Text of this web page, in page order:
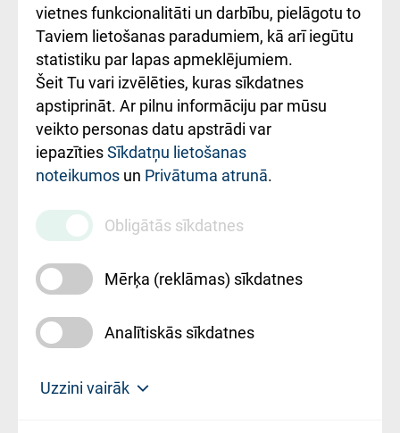
Rēķinu apmaksas
ceļvedis
Rekvizīti un
ārstniecības
iestādes kods
010000234
Maksas
pakalpojumu
cenrādis
vietnes funkcionalitāti un darbību, pielāgotu to
Taviem lietošanas paradumiem, kā arī iegūtu
statistiku par lapas apmeklējumiem.
Šeit Tu vari izvēlēties, kuras sīkdatnes
apstiprināt. Ar pilnu informāciju par mūsu
veikto personas datu apstrādi var
iepazītiesSīkdatņu lietošanas
noteikumos un Privātuma atrunā.
Obligātās sīkdatnes
Mērķa (reklāmas) sīkdatnes
Analītiskās sīkdatnes
Uzzini vairāk